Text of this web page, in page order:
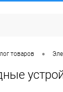
товаров •